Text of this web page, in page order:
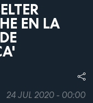
EN LA
24 JUL 2020 - 00:00